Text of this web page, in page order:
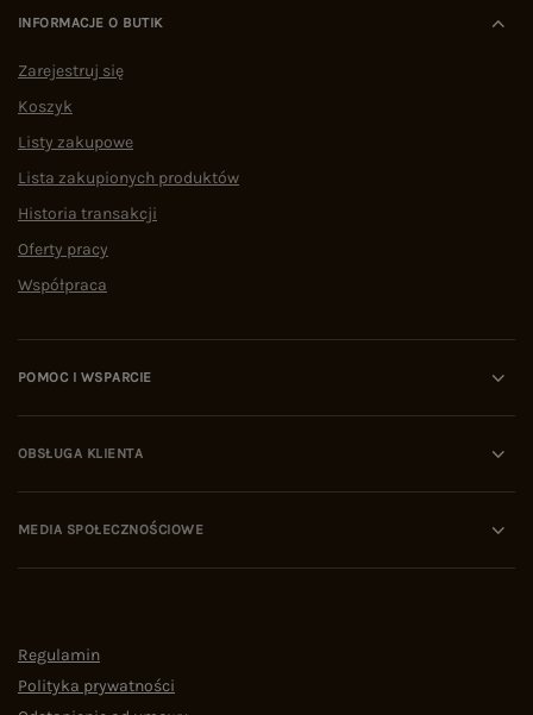
INFORMACJE O BUTIK
Zarejestruj się
Koszyk
Listy zakupowe
Lista zakupionych produktów
Historia transakcji
Oferty pracy
Współpraca
POMOC I WSPARCIE
OBSŁUGA KLIENTA
MEDIA SPOŁECZNOŚCIOWE
Regulamin
Polityka prywatności